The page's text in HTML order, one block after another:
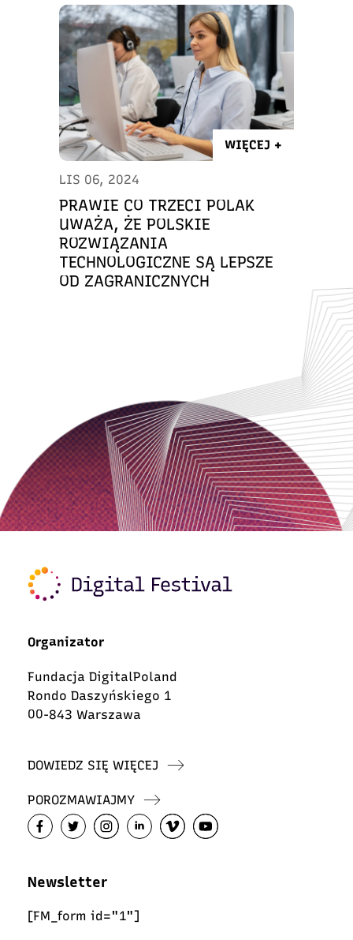
WIĘCEJ +
LIS 06, 2024
PRAWIE CO TRZECI POLAK
UWAŻA, ŻE POLSKIE
ROZWIĄZANIA
TECHNOLOGICZNE SĄ LEPSZE
OD ZAGRANICZNYCH
Organizator
Fundacja DigitalPoland
Rondo Daszyńskiego 1
00-843 Warszawa
DOWIEDZ SIĘ WIĘCEJ
POROZMAWIAJMY
Newsletter
[FM_form id="1"]